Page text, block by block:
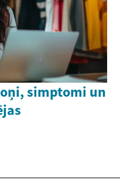
simptomi un